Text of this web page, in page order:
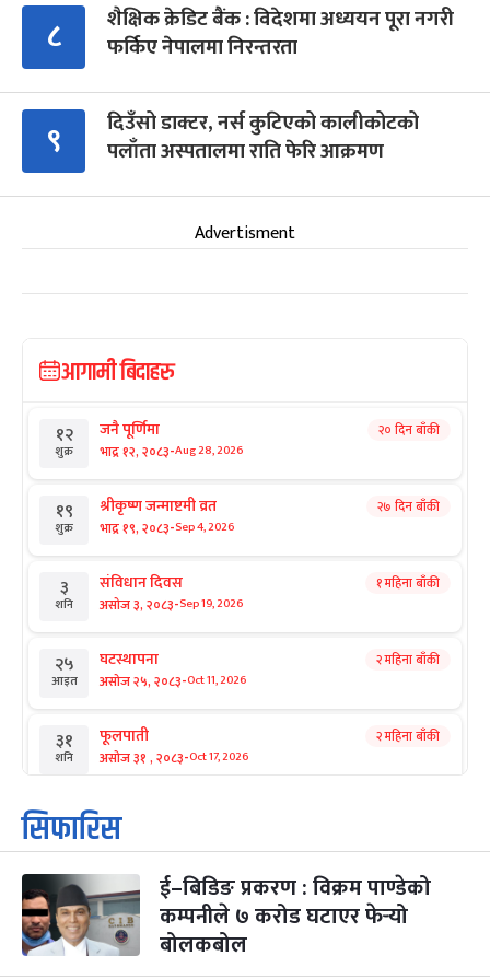
८
शैक्षिक क्रेडिट बैंक : विदेशमा अध्ययन पूरा नगरी
फर्किए नेपालमा निरन्तरता
९
दिउँसो डाक्टर, नर्स कुटिएको कालीकोटको
पलाँता अस्पतालमा राति फेरि आक्रमण
Advertisment
आगामी बिदाहरु
१२
शुक्र
जनै पूर्णिमा
भाद्र १२, २०८३-Aug 28, 2026
२० दिन बाँकी
१९
शुक्र
श्रीकृष्ण जन्माष्टमी व्रत
भाद्र १९, २०८३-Sep 4, 2026
२७ दिन बाँकी
३
शनि
संविधान दिवस
असोज ३, २०८३-Sep 19, 2026
१ महिना बाँकी
२५
आइत
घटस्थापना
असोज २५, २०८३-Oct 11, 2026
२ महिना बाँकी
३१
शनि
फूलपाती
असोज ३१ , २०८३-Oct 17, 2026
२ महिना बाँकी
१
आइत
कार्तिक सङ्क्रान्ति
कार्तिक १, २०८३
३
मंगल
महानवमी
कार्तिक ३, २०८३-Oct 20, 2026
२ महिना बाँकी
४
सिफारिस
ई–बिडिङ प्रकरण : विक्रम पाण्डेको
कम्पनीले ७ करोड घटाएर फेर्‍यो
बोलकबोल